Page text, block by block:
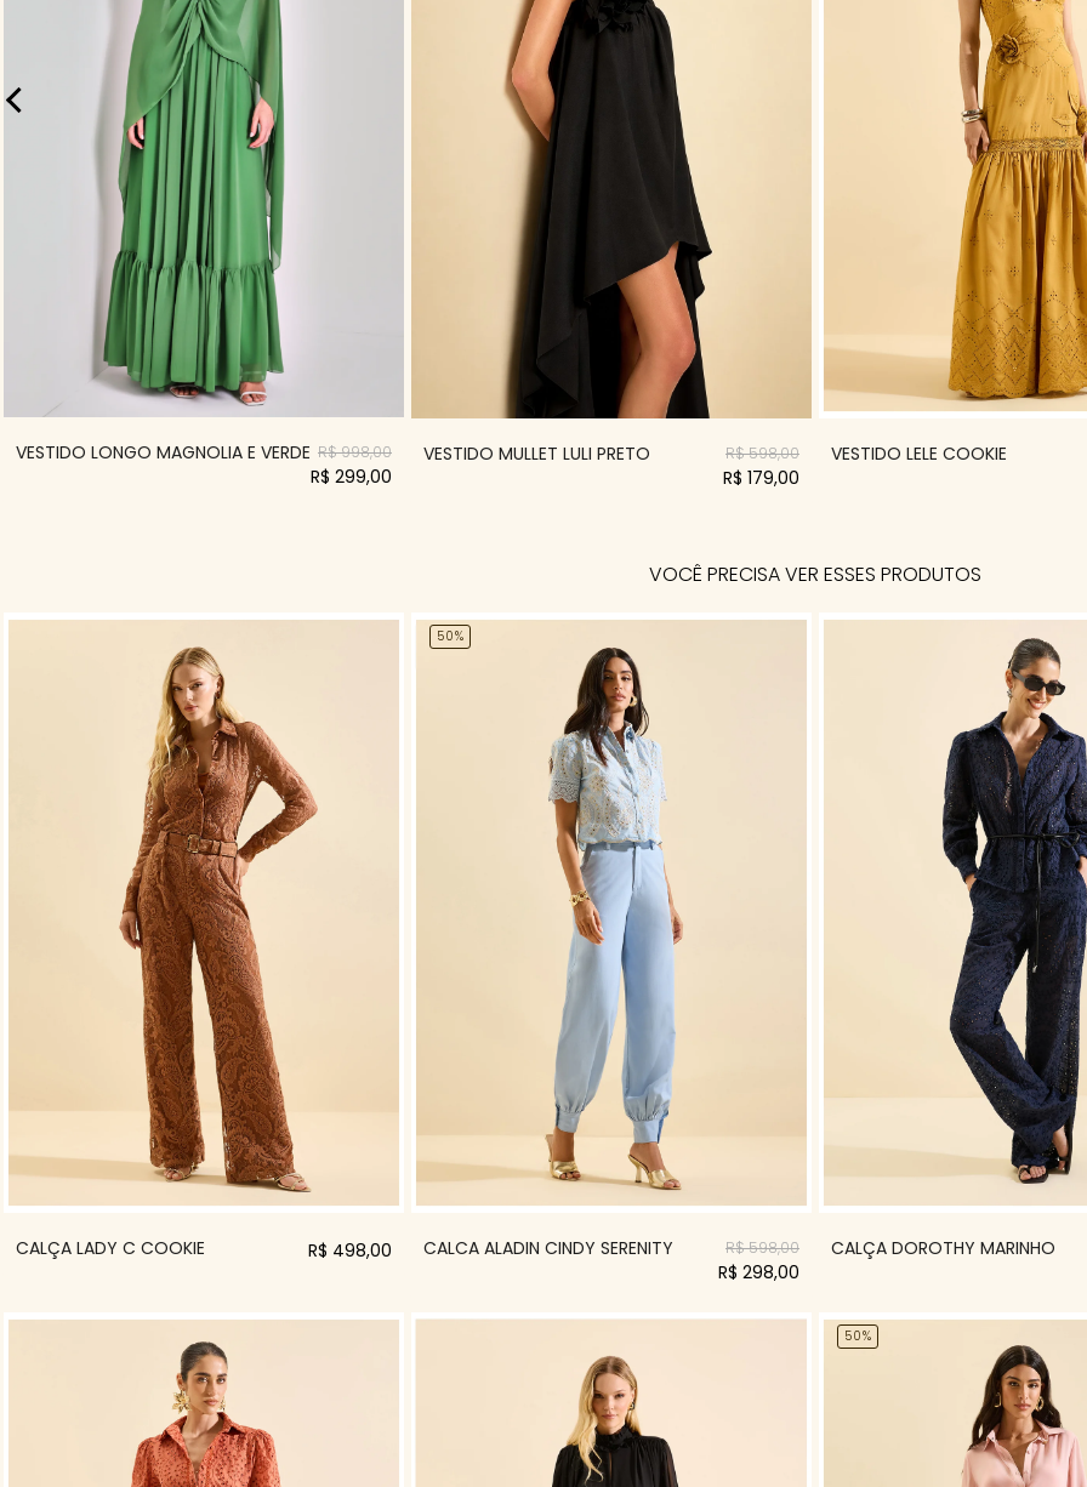
VESTIDO LONGO MAGNOLIA E VERDE R$ 998,00
R$ 299,00
VESTIDO MULLET LULI PRETO R$ 598,00
R$ 179,00
VESTIDO LELE COOKIE
VOCÊ PRECISA VER ESSES PRODUTOS
CALÇA LADY C COOKIE R$ 498,00
50%
CALCA ALADIN CINDY SERENITY R$ 598,00
R$ 298,00
CALÇA DOROTHY MARINHO
50%